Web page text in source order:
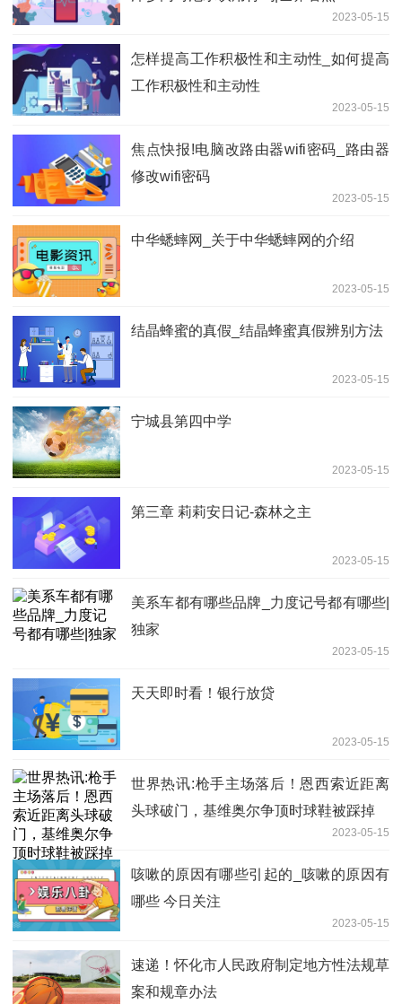
2023-05-15
怎样提高工作积极性和主动性_如何提高
工作积极性和主动性
2023-05-15
焦点快报!电脑改路由器wifi密码_路由器
修改wifi密码
2023-05-15
中华蟋蟀网_关于中华蟋蟀网的介绍
2023-05-15
结晶蜂蜜的真假_结晶蜂蜜真假辨别方法
2023-05-15
宁城县第四中学
2023-05-15
第三章 莉莉安日记-森林之主
2023-05-15
美系车都有哪些品牌_力度记号都有哪些|
独家
2023-05-15
天天即时看！银行放贷
2023-05-15
世界热讯:枪手主场落后！恩西索近距离
头球破门，基维奥尔争顶时球鞋被踩掉
2023-05-15
咳嗽的原因有哪些引起的_咳嗽的原因有
哪些 今日关注
2023-05-15
速递！怀化市人民政府制定地方性法规草
案和规章办法